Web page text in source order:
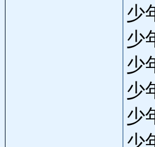
少
少
少
少
少
少